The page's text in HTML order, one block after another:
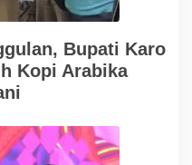
Bupati Karo
Kopi Arabika